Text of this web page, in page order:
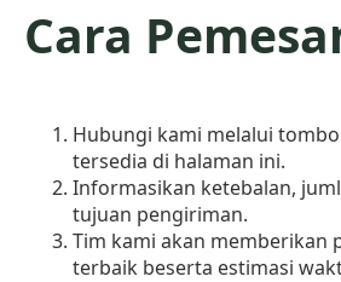
Cara
Hubungi kami melalui
tersedia di halaman ini.
Informasikan ketebalan,
tujuan pengiriman.
Tim kami akan memberikan
terbaik beserta estimasi